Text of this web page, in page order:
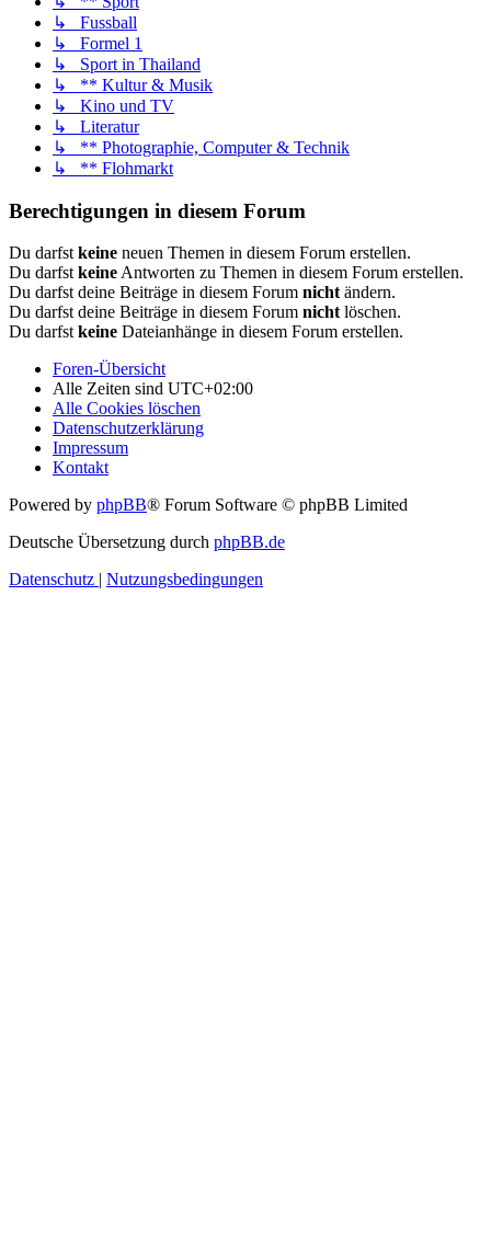
↳ Fussball
↳ Formel 1
↳ Sport in Thailand
↳ ** Kultur & Musik
↳ Kino und TV
↳ Literatur
↳ ** Photographie, Computer & Technik
↳ ** Flohmarkt
Berechtigungen in diesem Forum
Du darfstkeine neuen Themen in diesem Forum erstellen.
Du darfstkeineAntworten zu Themen in diesem Forum erstellen.
Du darfst deine Beiträge in diesem Forum nichtändern.
Du darfst deine Beiträge in diesem Forum nichtlöschen.
Du darfstkeine Dateianhänge in diesem Forum erstellen.
Foren-Übersicht
Alle Zeiten sind UTC+02:00
Alle Cookies löschen
Datenschutzerklärung
Impressum
Kontakt
Powered by phpBB® Forum Software © phpBB Limited
Deutsche Übersetzung durch phpBB.de
Datenschutz
Nutzungsbedingungen